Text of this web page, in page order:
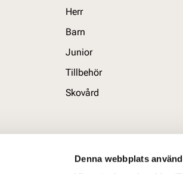
Denna webbplats
Herr
Barn
Junior
Tillbehör
Skovård